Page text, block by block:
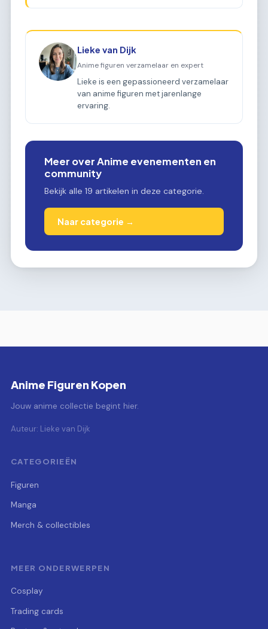
Lieke van Dijk
Anime figuren verzamelaar en expert
Lieke is een gepassioneerd verzamelaar
van anime figuren met jarenlange
ervaring.
Meer over Anime evenementen en
community
Bekijk alle 19 artikelen in deze categorie.
Naar categorie →
Anime Figuren Kopen
Jouw anime collectie begint hier.
Auteur: Lieke van Dijk
CATEGORIEËN
Figuren
Manga
Merch & collectibles
MEER ONDERWERPEN
Cosplay
Trading cards